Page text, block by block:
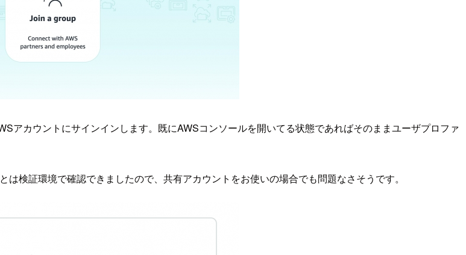
アカウントにサインインします。既にAWSコンソールを開いてる状態であればそのままユーザプロファ
は検証環境で確認できましたので、共有アカウントをお使いの場合でも問題なさそうです。